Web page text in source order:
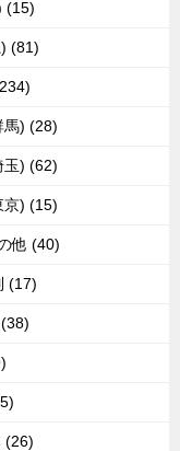
(15)
(81)
馬) (28)
玉) (62)
京) (15)
他 (40)
(17)
(26)